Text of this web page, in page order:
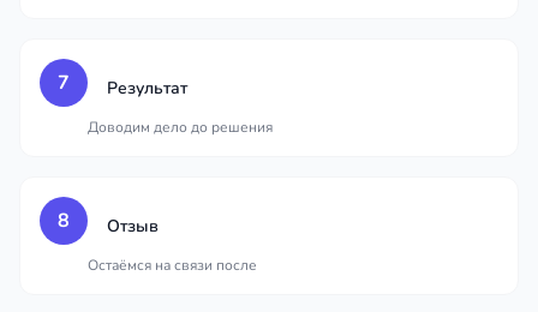
7 Результат
Доводим дело до решения
8 Отзыв
Остаёмся на связи после